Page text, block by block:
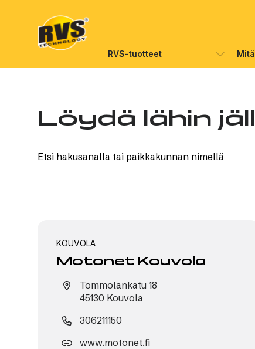
RVS-tuotteet
Löydä lähin
Etsi hakusanalla tai paikkakunnan nimellä
KOUVOLA
Motonet Kouvola
Tommolankatu 18
45130 Kouvola
306211150
www.motonet.fi